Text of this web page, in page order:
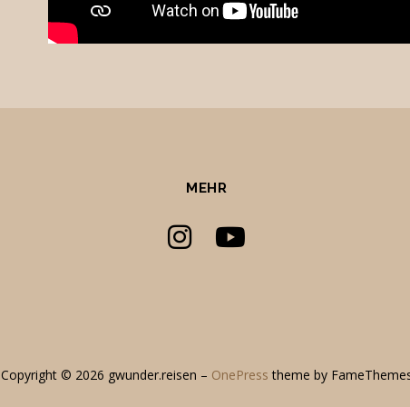
MEHR
Copyright © 2026 gwunder.reisen – OnePress theme by